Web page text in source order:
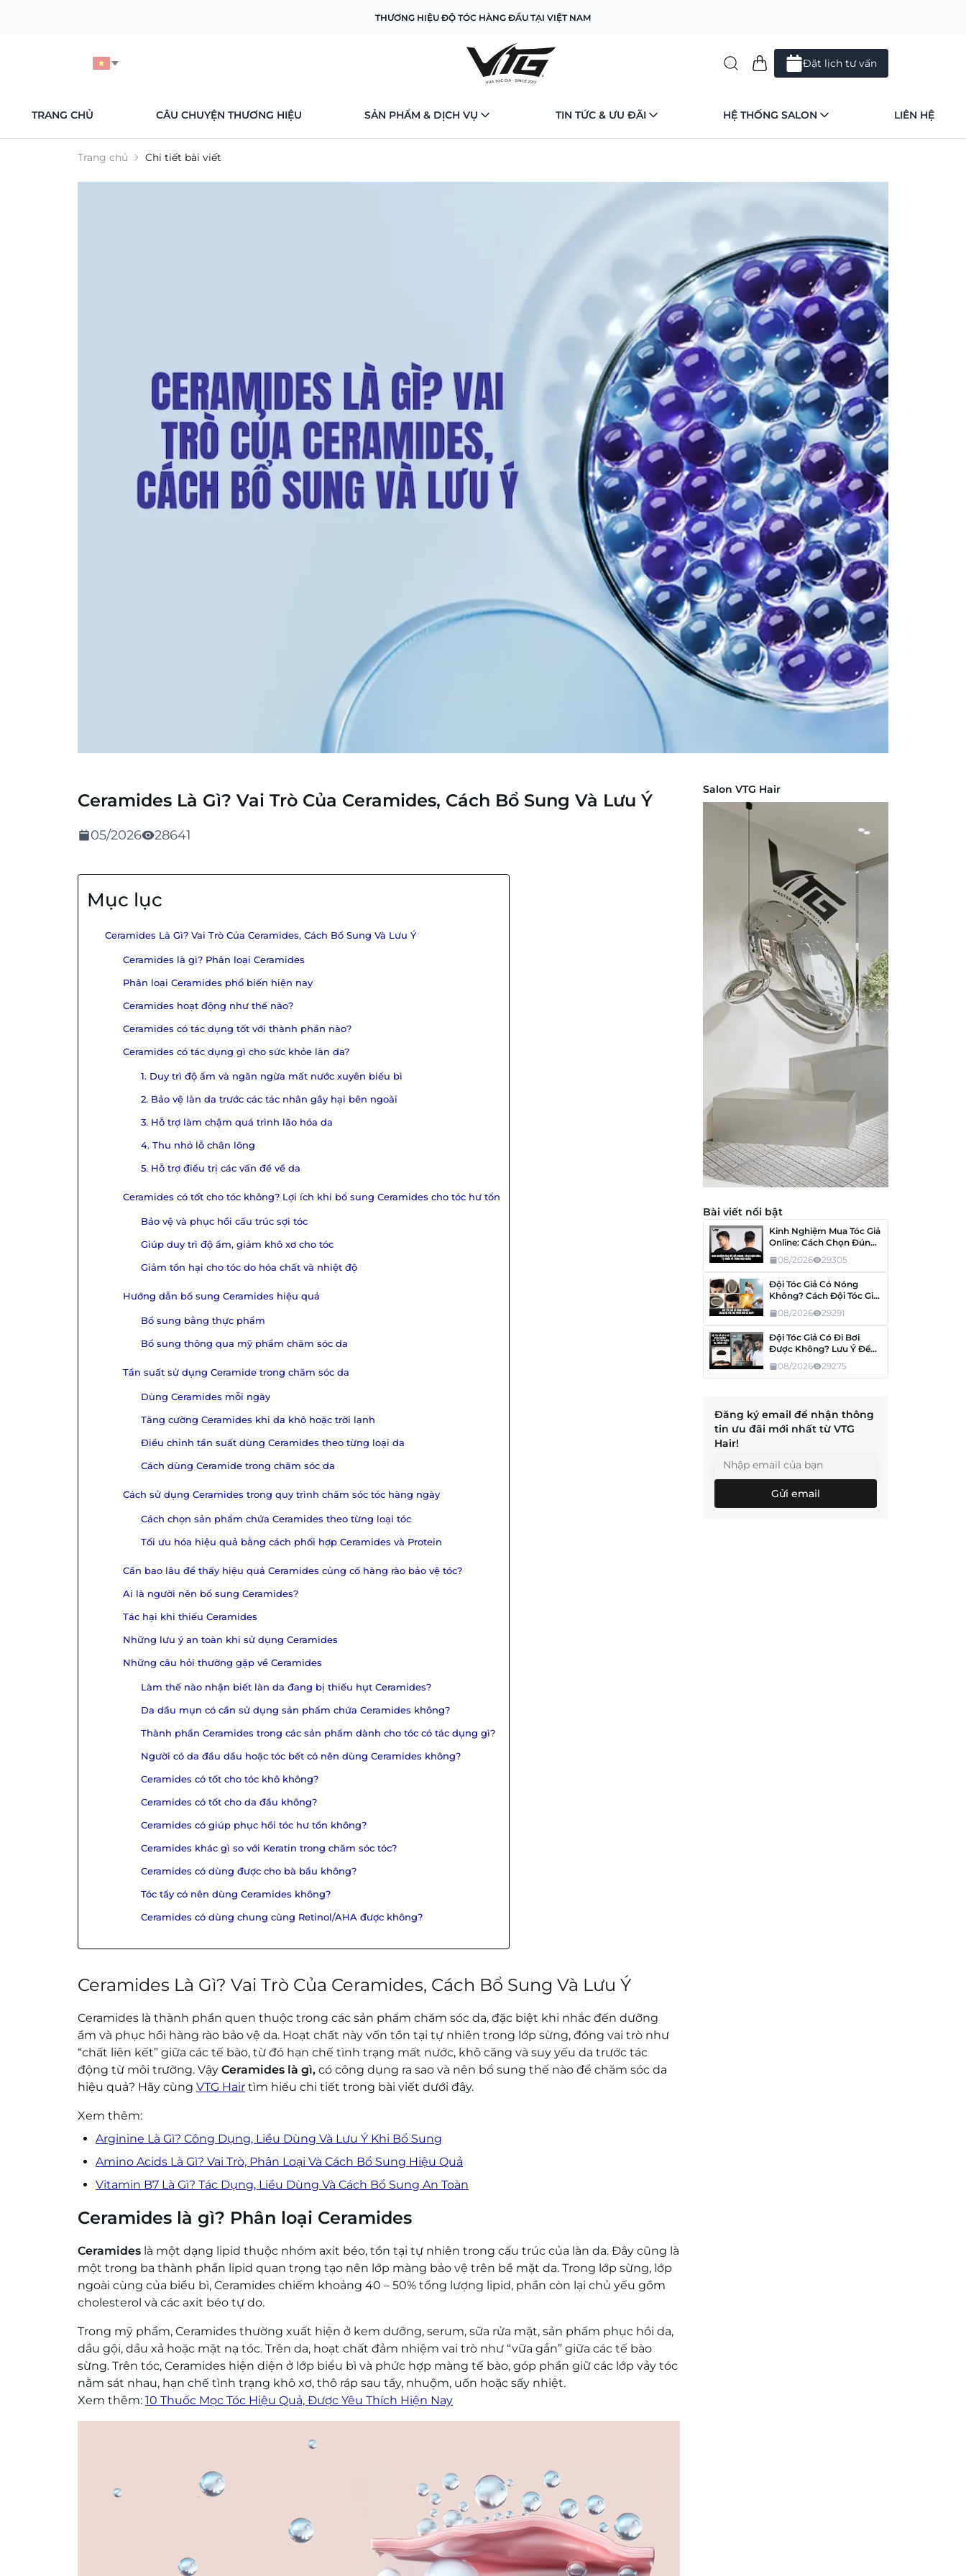
THƯƠNG HIỆU ĐỘ TÓC HÀNG ĐẦU TẠI VIỆT NAM
Đặt lịch tư vấn
TRANG CHỦ CÂU CHUYỆN THƯƠNG HIỆU SẢN PHẨM & DỊCH VỤ TIN TỨC & ƯU ĐÃI HỆ THỐNG SALON LIÊN HỆ
Trang chủ Chi tiết bài viết
Ceramides Là Gì? Vai Trò Của Ceramides, Cách Bổ Sung Và Lưu Ý
05/2026 28641
Mục lục
Ceramides Là Gì? Vai Trò Của Ceramides, Cách Bổ Sung Và Lưu Ý
Ceramides là gì? Phân loại Ceramides
Phân loại Ceramides phổ biến hiện nay
Ceramides hoạt động như thế nào?
Ceramides có tác dụng tốt với thành phần nào?
Ceramides có tác dụng gì cho sức khỏe làn da?
1. Duy trì độ ẩm và ngăn ngừa mất nước xuyên biểu bì
2. Bảo vệ làn da trước các tác nhân gây hại bên ngoài
3. Hỗ trợ làm chậm quá trình lão hóa da
4. Thu nhỏ lỗ chân lông
5. Hỗ trợ điều trị các vấn đề về da
Ceramides có tốt cho tóc không? Lợi ích khi bổ sung Ceramides cho tóc hư tổn
Bảo vệ và phục hồi cấu trúc sợi tóc
Giúp duy trì độ ẩm, giảm khô xơ cho tóc
Giảm tổn hại cho tóc do hóa chất và nhiệt độ
Hướng dẫn bổ sung Ceramides hiệu quả
Bổ sung bằng thực phẩm
Bổ sung thông qua mỹ phẩm chăm sóc da
Tần suất sử dụng Ceramide trong chăm sóc da
Dùng Ceramides mỗi ngày
Tăng cường Ceramides khi da khô hoặc trời lạnh
Điều chỉnh tần suất dùng Ceramides theo từng loại da
Cách dùng Ceramide trong chăm sóc da
Cách sử dụng Ceramides trong quy trình chăm sóc tóc hàng ngày
Cách chọn sản phẩm chứa Ceramides theo từng loại tóc
Tối ưu hóa hiệu quả bằng cách phối hợp Ceramides và Protein
Cần bao lâu để thấy hiệu quả Ceramides củng cố hàng rào bảo vệ tóc?
Ai là người nên bổ sung Ceramides?
Tác hại khi thiếu Ceramides
Những lưu ý an toàn khi sử dụng Ceramides
Những câu hỏi thường gặp về Ceramides
Làm thế nào nhận biết làn da đang bị thiếu hụt Ceramides?
Da dầu mụn có cần sử dụng sản phẩm chứa Ceramides không?
Thành phần Ceramides trong các sản phẩm dành cho tóc có tác dụng gì?
Người có da đầu dầu hoặc tóc bết có nên dùng Ceramides không?
Ceramides có tốt cho tóc khô không?
Ceramides có tốt cho da đầu không?
Ceramides có giúp phục hồi tóc hư tổn không?
Ceramides khác gì so với Keratin trong chăm sóc tóc?
Ceramides có dùng được cho bà bầu không?
Tóc tẩy có nên dùng Ceramides không?
Ceramides có dùng chung cùng Retinol/AHA được không?
Ceramides Là Gì? Vai Trò Của Ceramides, Cách Bổ Sung Và Lưu Ý
Ceramides là thành phần quen thuộc trong các sản phẩm chăm sóc da, đặc biệt khi nhắc đến dưỡng
ẩm và phục hồi hàng rào bảo vệ da. Hoạt chất này vốn tồn tại tự nhiên trong lớp sừng, đóng vai trò như
“chất liên kết” giữa các tế bào, từ đó hạn chế tình trạng mất nước, khô căng và suy yếu da trước tác
động từ môi trường. Vậy Ceramides là gì, có công dụng ra sao và nên bổ sung thế nào để chăm sóc da
hiệu quả? Hãy cùng VTG Hair tìm hiểu chi tiết trong bài viết dưới đây.
Xem thêm:
Arginine Là Gì? Công Dụng, Liều Dùng Và Lưu Ý Khi Bổ Sung
Amino Acids Là Gì? Vai Trò, Phân Loại Và Cách Bổ Sung Hiệu Quả
Vitamin B7 Là Gì? Tác Dụng, Liều Dùng Và Cách Bổ Sung An Toàn
Ceramides là gì? Phân loại Ceramides
Ceramides là một dạng lipid thuộc nhóm axit béo, tồn tại tự nhiên trong cấu trúc của làn da. Đây cũng là
một trong ba thành phần lipid quan trọng tạo nên lớp màng bảo vệ trên bề mặt da. Trong lớp sừng, lớp
ngoài cùng của biểu bì, Ceramides chiếm khoảng 40 – 50% tổng lượng lipid, phần còn lại chủ yếu gồm
cholesterol và các axit béo tự do.
Trong mỹ phẩm, Ceramides thường xuất hiện ở kem dưỡng, serum, sữa rửa mặt, sản phẩm phục hồi da,
dầu gội, dầu xả hoặc mặt nạ tóc. Trên da, hoạt chất đảm nhiệm vai trò như “vữa gắn” giữa các tế bào
sừng. Trên tóc, Ceramides hiện diện ở lớp biểu bì và phức hợp màng tế bào, góp phần giữ các lớp vảy tóc
nằm sát nhau, hạn chế tình trạng khô xơ, thô ráp sau tẩy, nhuộm, uốn hoặc sấy nhiệt.
Xem thêm: 10 Thuốc Mọc Tóc Hiệu Quả, Được Yêu Thích Hiện Nay
Salon VTG Hair
Bài viết nổi bật
Kinh Nghiệm Mua Tóc Giả
Online: Cách Chọn Đúng,
Tránh Mua Nhầm
08/2026 29305
Đội Tóc Giả Có Nóng
Không? Cách Đội Tóc Giả
Thoải Mái Cả Ngày
08/2026 29291
Đội Tóc Giả Có Đi Bơi
Được Không? Lưu Ý Để
Tóc Không Hư, Không
Tuột
08/2026 29275
Đăng ký email để nhận thông
tin ưu đãi mới nhất từ VTG
Hair!
Gửi email